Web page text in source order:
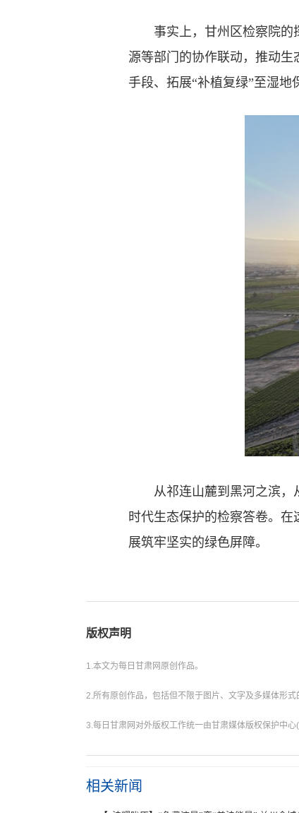
事实上，甘州区检察院的探
源等部门的协作联动，推动生
手段、拓展“补植复绿”至湿地
从祁连山麓到黑河之滨，从
时代生态保护的检察答卷。
展筑牢坚实的绿色屏障。
版权声明
1.本文为每日甘肃网原创作品。
2.所有原创作品，包括但不限于图片、文字及多媒体形
3.每日甘肃网对外版权工作统一由甘肃媒体版权保护中
相关新闻